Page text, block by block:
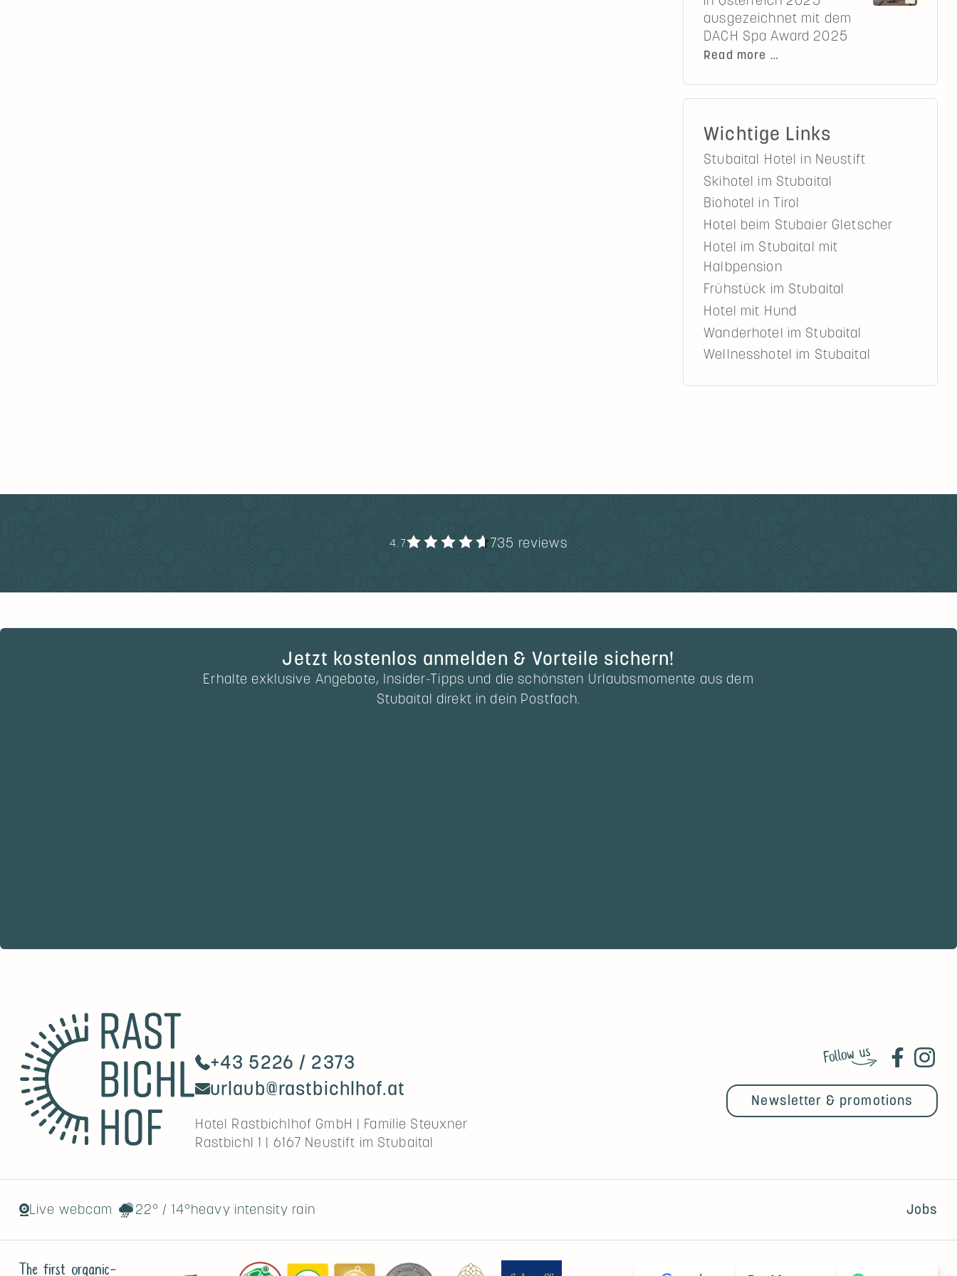
im
Überblick
7
Gipfel
ausgezeichnet mit dem
DACH Spa Award 2025
Read more …
Wellnesshotels
Österreich
2025
ausgezeichnet
mit
dem
Spa
Award
2025
Wichtige Links
Stubaital Hotel in Neustift
Skihotel im Stubaital
Biohotel in Tirol
Hotel beim Stubaier Gletscher
Hotel im Stubaital mit
Halbpension
Frühstück im Stubaital
Hotel mit Hund
Wanderhotel im Stubaital
Wellnesshotel im Stubaital
4.7 735 reviews
Jetzt kostenlos anmelden & Vorteile sichern!
Erhalte exklusive Angebote, Insider-Tipps und die schönsten Urlaubsmomente aus dem
Stubaital direkt in dein Postfach.
+43 5226 / 2373
urlaub@rastbichlhof.at
Hotel Rastbichlhof GmbH | Familie Steuxner
Rastbichl 1 | 6167 Neustift im Stubaital
Newsletter & promotions
Live webcam 22° / 14°heavy intensity rain Jobs
The first organic-